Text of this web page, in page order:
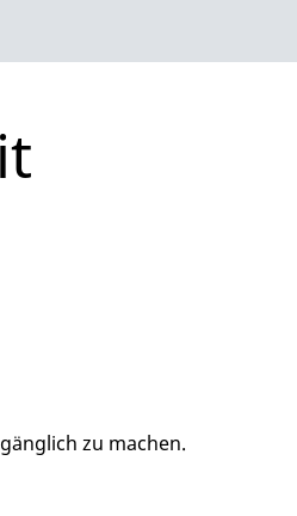
zu machen.